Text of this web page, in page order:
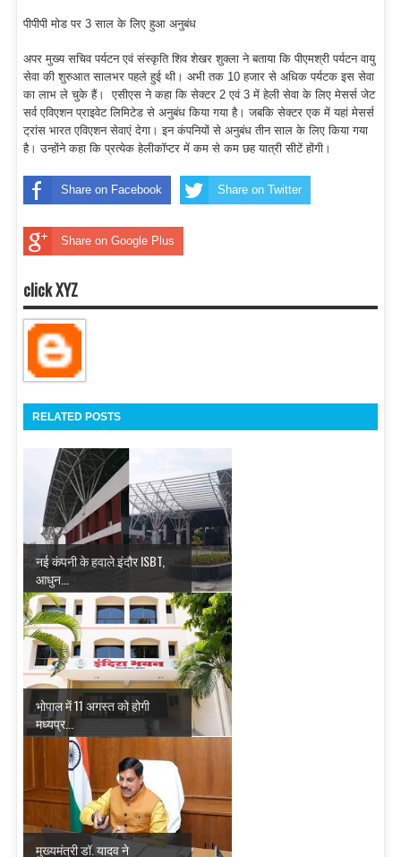
पीपीपी मोड पर 3 साल के लिए हुआ अनुबंध
अपर मुख्य सचिव पर्यटन एवं संस्कृति शिव शेखर शुक्ला ने बताया कि पीएमश्री पर्यटन वायु
सेवा की शुरुआत सालभर पहले हुई थी। अभी तक 10 हजार से अधिक पर्यटक इस सेवा
का लाभ ले चुके हैं। एसीएस ने कहा कि सेक्टर 2 एवं 3 में हेली सेवा के लिए मेसर्स जेट
सर्व एविएशन प्राइवेट लिमिटेड से अनुबंध किया गया है। जबकि सेक्टर एक में यहां मेसर्स
ट्रांस भारत एविएशन सेवाएं देगा। इन कंपनियों से अनुबंध तीन साल के लिए किया गया
है। उन्होंने कहा कि प्रत्येक हेलीकॉप्टर में कम से कम छह यात्री सीटें होंगी।
Share on Facebook Share on Twitter
Share on Google Plus
click XYZ
RELATED POSTS
नई कंपनी के हवाले इंदौर ISBT,
आधुन...
भोपाल में 11 अगस्त को होगी
मध्यप्र...
मुख्यमंत्री डॉ. यादव ने